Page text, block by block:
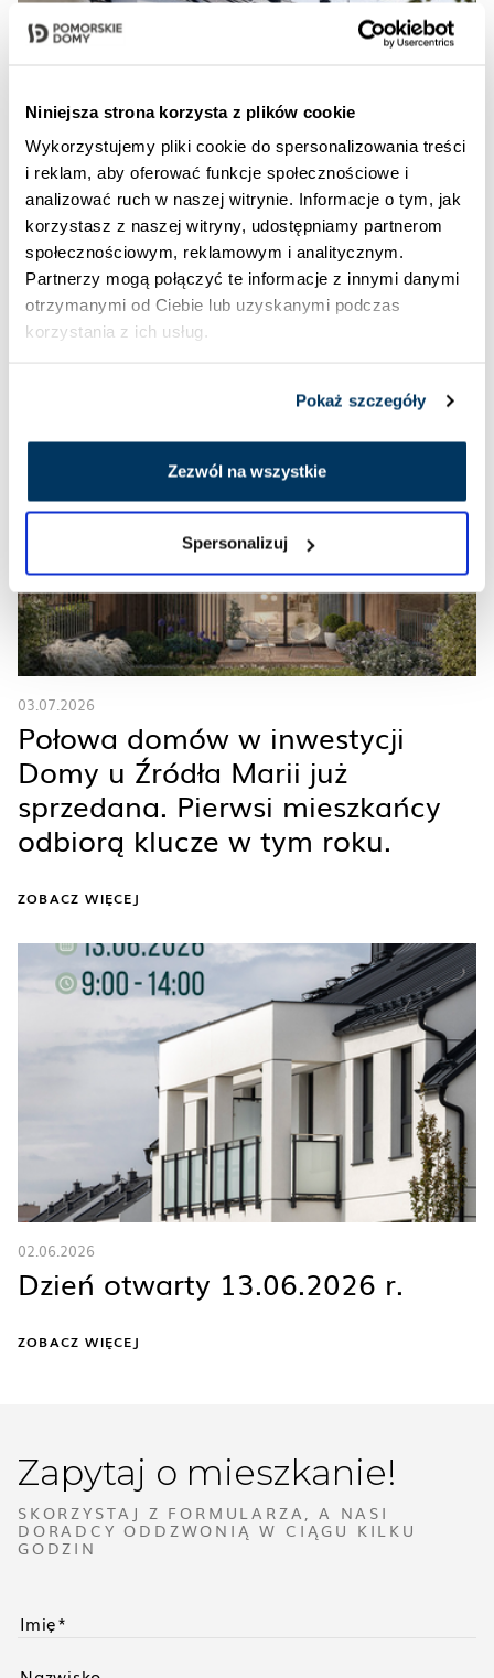
Niniejsza strona korzysta z plików cookie
Wykorzystujemy pliki cookie do spersonalizowania treści
i reklam, aby oferować funkcje społecznościowe i
analizować ruch w naszej witrynie. Informacje o tym, jak
korzystasz z naszej witryny, udostępniamy partnerom
społecznościowym, reklamowym i analitycznym.
Partnerzy mogą połączyć te informacje z innymi danymi
otrzymanymi od Ciebie lub uzyskanymi podczas
korzystania z ich usług.
Pokaż szczegóły
Zezwól na wszystkie
Spersonalizuj
31.07.2026
Aleja Wiśniowa powitała
pierwszych mieszkańców
03.07.2026
Połowa domów w inwestycji
Domy u Źródła Marii już
sprzedana. Pierwsi mieszkańcy
odbiorą klucze w tym roku.
ZOBACZ WIĘCEJ
02.06.2026
Dzień otwarty 13.06.2026 r.
ZOBACZ WIĘCEJ
Zapytaj o mieszkanie!
SKORZYSTAJ Z FORMULARZA, A NASI
DORADCY ODDZWONIĄ W CIĄGU KILKU
GODZIN